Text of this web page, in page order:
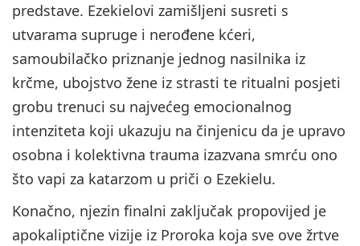
predstave. Ezekielovi zamišljeni susreti s
utvarama supruge i nerođene kćeri,
samoubilačko priznanje jednog nasilnika iz
krčme, ubojstvo žene iz strasti te ritualni posjeti
grobu trenuci su najvećeg emocionalnog
intenziteta koji ukazuju na činjenicu da je upravo
osobna i kolektivna trauma izazvana smrću ono
što vapi za katarzom u priči o Ezekielu.
Konačno, njezin finalni zaključak propovijed je
apokaliptične vizije iz Proroka koja sve ove žrtve